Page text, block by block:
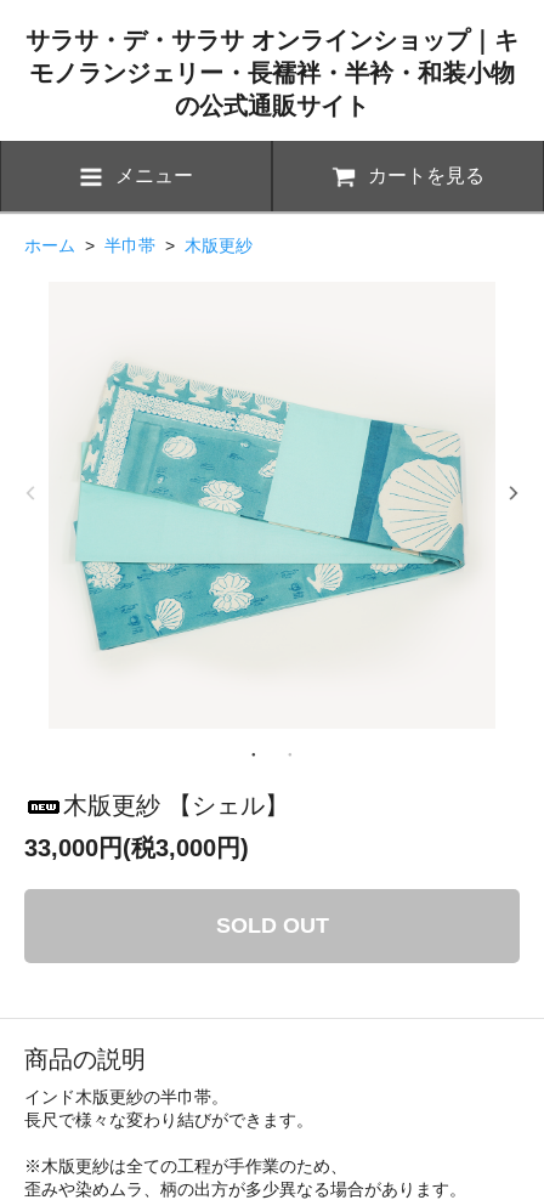
サラサ・デ・サラサ オンラインショップ｜キ
モノランジェリー・長襦袢・半衿・和装小物
の公式通販サイト
メニュー カートを見る
ホーム > 半巾帯 > 木版更紗
木版更紗 【シェル】
33,000円(税3,000円)
SOLD OUT
商品の説明
インド木版更紗の半巾帯。
長尺で様々な変わり結びができます。
※木版更紗は全ての工程が手作業のため、
歪みや染めムラ、柄の出方が多少異なる場合があります。